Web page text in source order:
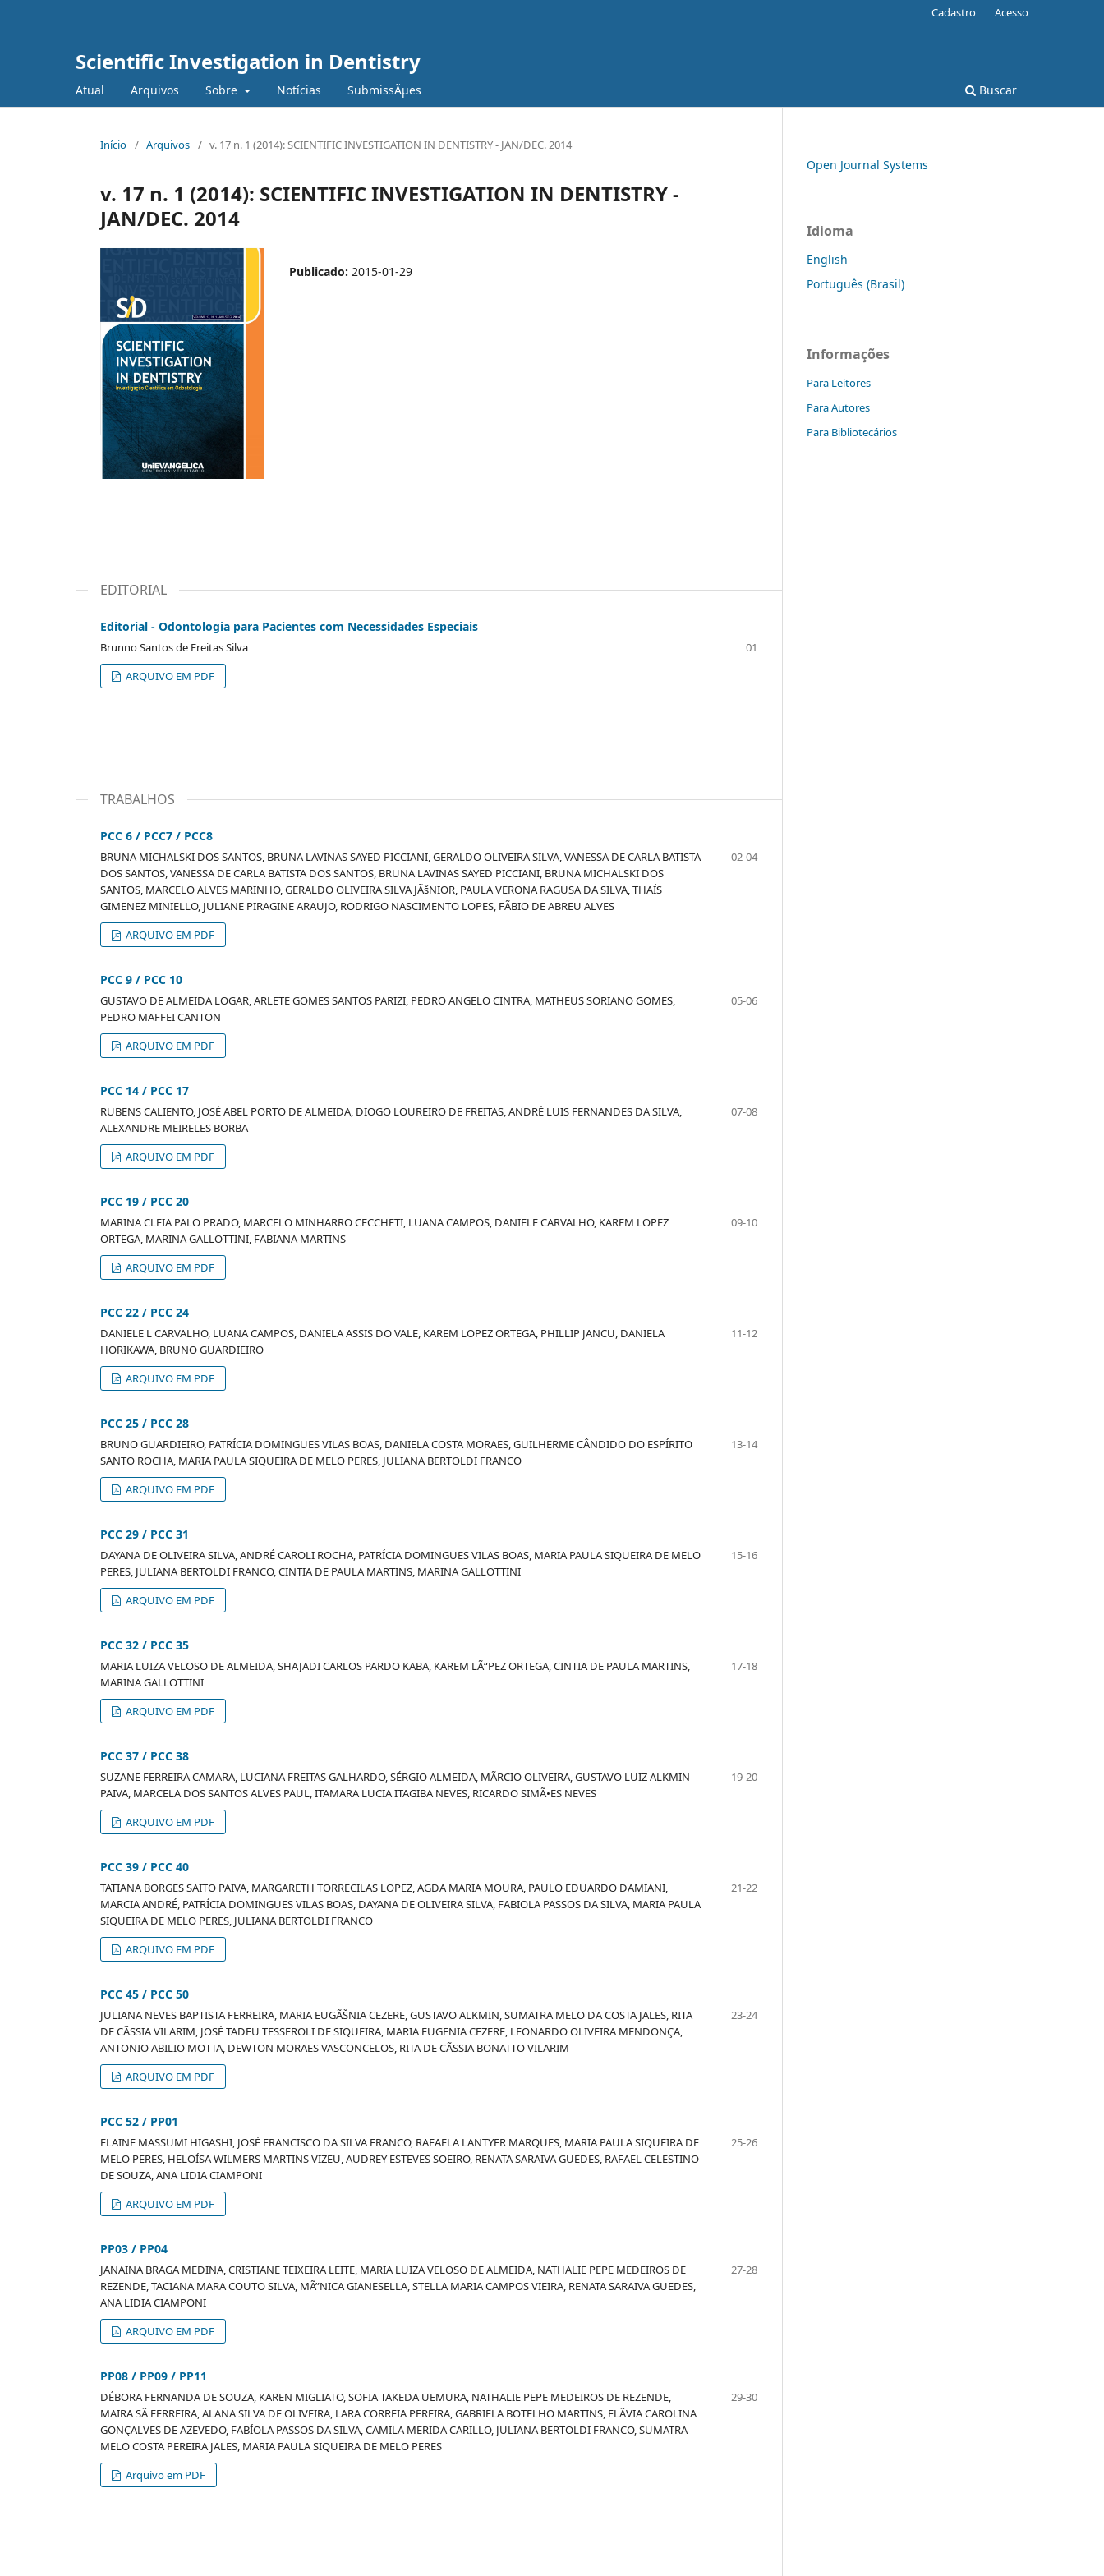
Scientific Investigation in Dentistry
Atual Arquivos Sobre Notícias SubmissÃµes Buscar
Cadastro Acesso
Início / Arquivos / v. 17 n. 1 (2014): SCIENTIFIC INVESTIGATION IN DENTISTRY - JAN/DEC. 2014
v. 17 n. 1 (2014): SCIENTIFIC INVESTIGATION IN DENTISTRY -
JAN/DEC. 2014
Publicado: 2015-01-29
EDITORIAL
Editorial - Odontologia para Pacientes com Necessidades Especiais
Brunno Santos de Freitas Silva
01
ARQUIVO EM PDF
TRABALHOS
PCC 6 / PCC7 / PCC8
BRUNA MICHALSKI DOS SANTOS, BRUNA LAVINAS SAYED PICCIANI, GERALDO OLIVEIRA SILVA, VANESSA DE CARLA BATISTA
DOS SANTOS, VANESSA DE CARLA BATISTA DOS SANTOS, BRUNA LAVINAS SAYED PICCIANI, BRUNA MICHALSKI DOS
SANTOS, MARCELO ALVES MARINHO, GERALDO OLIVEIRA SILVA JÃšNIOR, PAULA VERONA RAGUSA DA SILVA, THAÍS
GIMENEZ MINIELLO, JULIANE PIRAGINE ARAUJO, RODRIGO NASCIMENTO LOPES, FÃBIO DE ABREU ALVES
02-04
ARQUIVO EM PDF
PCC 9 / PCC 10
GUSTAVO DE ALMEIDA LOGAR, ARLETE GOMES SANTOS PARIZI, PEDRO ANGELO CINTRA, MATHEUS SORIANO GOMES,
PEDRO MAFFEI CANTON
05-06
ARQUIVO EM PDF
PCC 14 / PCC 17
RUBENS CALIENTO, JOSÉ ABEL PORTO DE ALMEIDA, DIOGO LOUREIRO DE FREITAS, ANDRÉ LUIS FERNANDES DA SILVA,
ALEXANDRE MEIRELES BORBA
07-08
ARQUIVO EM PDF
PCC 19 / PCC 20
MARINA CLEIA PALO PRADO, MARCELO MINHARRO CECCHETI, LUANA CAMPOS, DANIELE CARVALHO, KAREM LOPEZ
ORTEGA, MARINA GALLOTTINI, FABIANA MARTINS
09-10
ARQUIVO EM PDF
PCC 22 / PCC 24
DANIELE L CARVALHO, LUANA CAMPOS, DANIELA ASSIS DO VALE, KAREM LOPEZ ORTEGA, PHILLIP JANCU, DANIELA
HORIKAWA, BRUNO GUARDIEIRO
11-12
ARQUIVO EM PDF
PCC 25 / PCC 28
BRUNO GUARDIEIRO, PATRÍCIA DOMINGUES VILAS BOAS, DANIELA COSTA MORAES, GUILHERME CÂNDIDO DO ESPÍRITO
SANTO ROCHA, MARIA PAULA SIQUEIRA DE MELO PERES, JULIANA BERTOLDI FRANCO
13-14
ARQUIVO EM PDF
PCC 29 / PCC 31
DAYANA DE OLIVEIRA SILVA, ANDRÉ CAROLI ROCHA, PATRÍCIA DOMINGUES VILAS BOAS, MARIA PAULA SIQUEIRA DE MELO
PERES, JULIANA BERTOLDI FRANCO, CINTIA DE PAULA MARTINS, MARINA GALLOTTINI
15-16
ARQUIVO EM PDF
PCC 32 / PCC 35
MARIA LUIZA VELOSO DE ALMEIDA, SHAJADI CARLOS PARDO KABA, KAREM LÃ“PEZ ORTEGA, CINTIA DE PAULA MARTINS,
MARINA GALLOTTINI
17-18
ARQUIVO EM PDF
PCC 37 / PCC 38
SUZANE FERREIRA CAMARA, LUCIANA FREITAS GALHARDO, SÉRGIO ALMEIDA, MÃRCIO OLIVEIRA, GUSTAVO LUIZ ALKMIN
PAIVA, MARCELA DOS SANTOS ALVES PAUL, ITAMARA LUCIA ITAGIBA NEVES, RICARDO SIMÃ•ES NEVES
19-20
ARQUIVO EM PDF
PCC 39 / PCC 40
TATIANA BORGES SAITO PAIVA, MARGARETH TORRECILAS LOPEZ, AGDA MARIA MOURA, PAULO EDUARDO DAMIANI,
MARCIA ANDRÉ, PATRÍCIA DOMINGUES VILAS BOAS, DAYANA DE OLIVEIRA SILVA, FABIOLA PASSOS DA SILVA, MARIA PAULA
SIQUEIRA DE MELO PERES, JULIANA BERTOLDI FRANCO
21-22
ARQUIVO EM PDF
PCC 45 / PCC 50
JULIANA NEVES BAPTISTA FERREIRA, MARIA EUGÃŠNIA CEZERE, GUSTAVO ALKMIN, SUMATRA MELO DA COSTA JALES, RITA
DE CÃSSIA VILARIM, JOSÉ TADEU TESSEROLI DE SIQUEIRA, MARIA EUGENIA CEZERE, LEONARDO OLIVEIRA MENDONÇA,
ANTONIO ABILIO MOTTA, DEWTON MORAES VASCONCELOS, RITA DE CÃSSIA BONATTO VILARIM
23-24
ARQUIVO EM PDF
PCC 52 / PP01
ELAINE MASSUMI HIGASHI, JOSÉ FRANCISCO DA SILVA FRANCO, RAFAELA LANTYER MARQUES, MARIA PAULA SIQUEIRA DE
MELO PERES, HELOÍSA WILMERS MARTINS VIZEU, AUDREY ESTEVES SOEIRO, RENATA SARAIVA GUEDES, RAFAEL CELESTINO
DE SOUZA, ANA LIDIA CIAMPONI
25-26
ARQUIVO EM PDF
PP03 / PP04
JANAINA BRAGA MEDINA, CRISTIANE TEIXEIRA LEITE, MARIA LUIZA VELOSO DE ALMEIDA, NATHALIE PEPE MEDEIROS DE
REZENDE, TACIANA MARA COUTO SILVA, MÃ”NICA GIANESELLA, STELLA MARIA CAMPOS VIEIRA, RENATA SARAIVA GUEDES,
ANA LIDIA CIAMPONI
27-28
ARQUIVO EM PDF
PP08 / PP09 / PP11
DÉBORA FERNANDA DE SOUZA, KAREN MIGLIATO, SOFIA TAKEDA UEMURA, NATHALIE PEPE MEDEIROS DE REZENDE,
MAIRA SÃ FERREIRA, ALANA SILVA DE OLIVEIRA, LARA CORREIA PEREIRA, GABRIELA BOTELHO MARTINS, FLÃVIA CAROLINA
GONÇALVES DE AZEVEDO, FABÍOLA PASSOS DA SILVA, CAMILA MERIDA CARILLO, JULIANA BERTOLDI FRANCO, SUMATRA
MELO COSTA PEREIRA JALES, MARIA PAULA SIQUEIRA DE MELO PERES
29-30
Arquivo em PDF
Open Journal Systems
Idioma
English
Português (Brasil)
Informações
Para Leitores
Para Autores
Para Bibliotecários